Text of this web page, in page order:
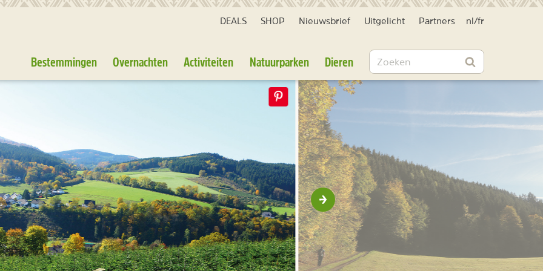
DEALS SHOP Nieuwsbrief Uitgelicht Partners nl /fr
Bestemmingen Overnachten Activiteiten Natuurparken Dieren Zoeken
Zoeken
Volgende